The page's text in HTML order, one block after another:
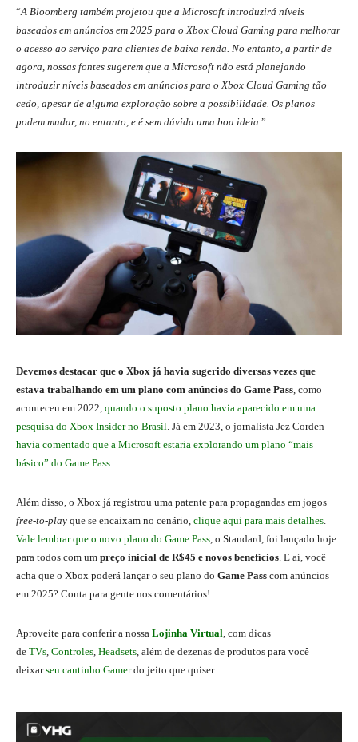
“A Bloomberg também projetou que a Microsoft introduzirá níveis
baseados em anúncios em 2025 para o Xbox Cloud Gaming para melhorar
o acesso ao serviço para clientes de baixa renda. No entanto, a partir de
agora, nossas fontes sugerem que a Microsoft não está planejando
introduzir níveis baseados em anúncios para o Xbox Cloud Gaming tão
cedo, apesar de alguma exploração sobre a possibilidade. Os planos
podem mudar, no entanto, e é sem dúvida uma boa ideia.”
Devemos destacar que o Xbox já havia sugerido diversas vezes que
estava trabalhando em um plano com anúncios do Game Pass , como
aconteceu em 2022, quando o suposto plano havia aparecido em uma
pesquisa do Xbox Insider no Brasil . Já em 2023, o jornalista Jez Corden
havia comentado que a Microsoft estaria explorando um plano “mais
básico” do Game Pass
Além disso, o Xbox já registrou uma patente para propagandas em jogos
free-to-play que se encaixam no cenário, clique aqui para mais detalhes
Vale lembrar que o novo plano do Game Pass , o Standard, foi lançado hoje
para todos com um preço inicial de R$45 e novos benefícios . E aí, você
acha que o Xbox poderá lançar o seu plano do Game Pass com anúncios
em 2025? Conta para gente nos comentários!
Aproveite para conferir a nossa Lojinha Virtual , com dicas
de TVs Controles Headsets , além de dezenas de produtos para você
deixarseu cantinho Gamerdo jeito que quiser.